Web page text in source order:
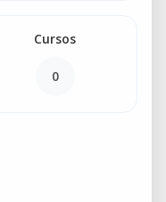
Cursos
0